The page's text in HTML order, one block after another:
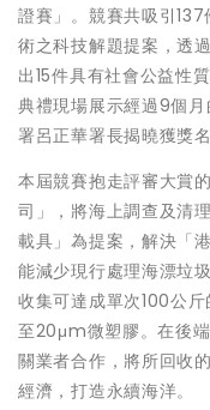
證賽」。競賽共吸引
術之科技解題提案，透
出15件具有社會公益性
典禮現場展示經過9個
署呂正華署長揭曉獲獎名
本屆競賽抱走評審大賞
司」，將海上調查及清
載具」為提案，解決「
能減少現行處理海漂垃
收集可達成單次100公
至20μm微塑膠。在後
關業者合作，將所回收
經濟，打造永續海洋。